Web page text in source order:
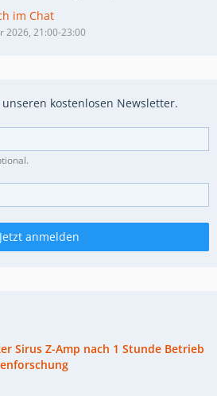
im Chat
2026, 21:00-23:00
kostenlosen Newsletter.
Jetzt anmelden
Sirus Z-Amp nach 1 Stunde Betrieb